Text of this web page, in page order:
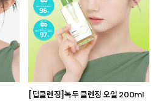
[딥클렌징]녹두 클렌징 오일 200ml